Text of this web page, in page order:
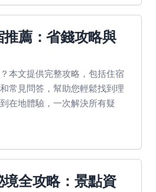
薦：省錢攻略與
本文提供完整攻略，包括住宿
常見問答，幫助您輕鬆找到理
在地體驗，一次解決所有疑
全攻略：景點資